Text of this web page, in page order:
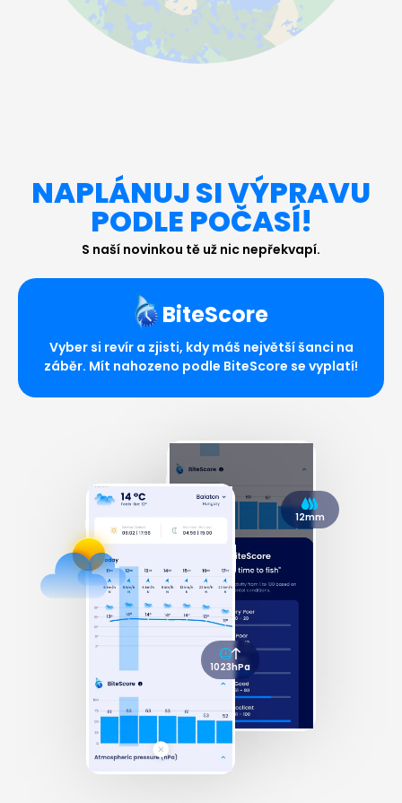
NAPLÁNUJ SI VÝPRAVU
PODLE POČASÍ!
S naší novinkou tě už nic nepřekvapí.
BiteScore
Vyber si revír a zjisti, kdy máš největší šanci na
záběr. Mít nahozeno podle BiteScore se vyplatí!
12mm
1023hPa